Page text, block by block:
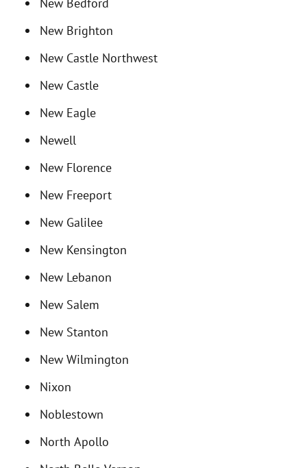
New Bedford
New Brighton
New Castle Northwest
New Castle
New Eagle
Newell
New Florence
New Freeport
New Galilee
New Kensington
New Lebanon
New Salem
New Stanton
New Wilmington
Nixon
Noblestown
North Apollo